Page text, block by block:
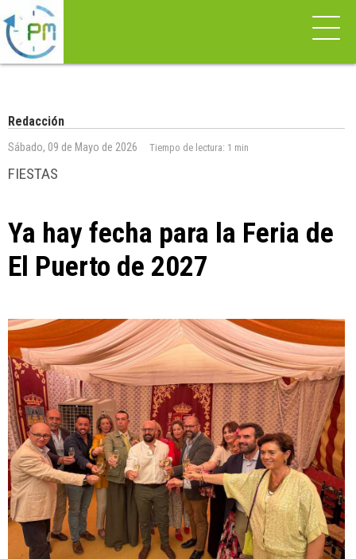
Redacción
Sábado, 09 de Mayo de 2026 Tiempo de lectura: 1 min
FIESTAS
Ya hay fecha para la Feria de
El Puerto de 2027